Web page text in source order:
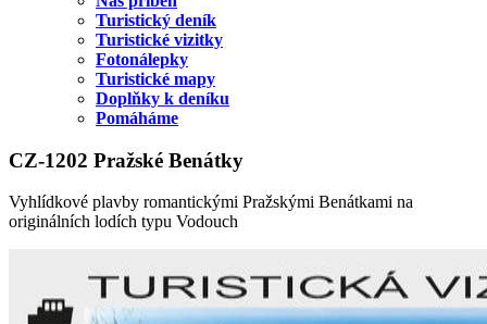
Turistický deník
Turistické vizitky
Fotonálepky
Turistické mapy
Doplňky k deníku
Pomáháme
CZ-1202 Pražské Benátky
Vyhlídkové plavby romantickými Pražskými Benátkami na
originálních lodích typu Vodouch